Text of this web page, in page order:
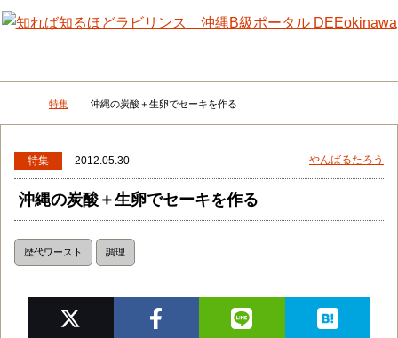
メニュー 検
DEEokinawaトップ
特集 沖縄の炭酸＋生卵でセーキを作る
特集 2012.05.30 やんばるたろう
沖縄の炭酸＋生卵でセーキを作る
歴代ワースト 調理